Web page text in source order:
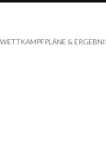
WETTKAMPFPLÄNE &